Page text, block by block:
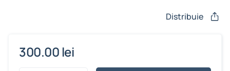
Distribuie
300.00 lei